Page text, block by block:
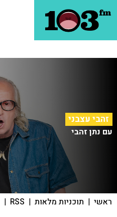
זהבי עצבני
עם נתן זהבי
ראשי | תוכניות מלאות |
RSS
|